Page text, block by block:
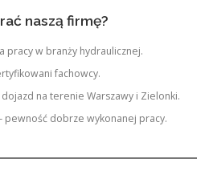
naszą firmę?
pracy w branży hydraulicznej.
fachowcy.
na terenie Warszawy i Zielonki.
pewność dobrze wykonanej pracy.